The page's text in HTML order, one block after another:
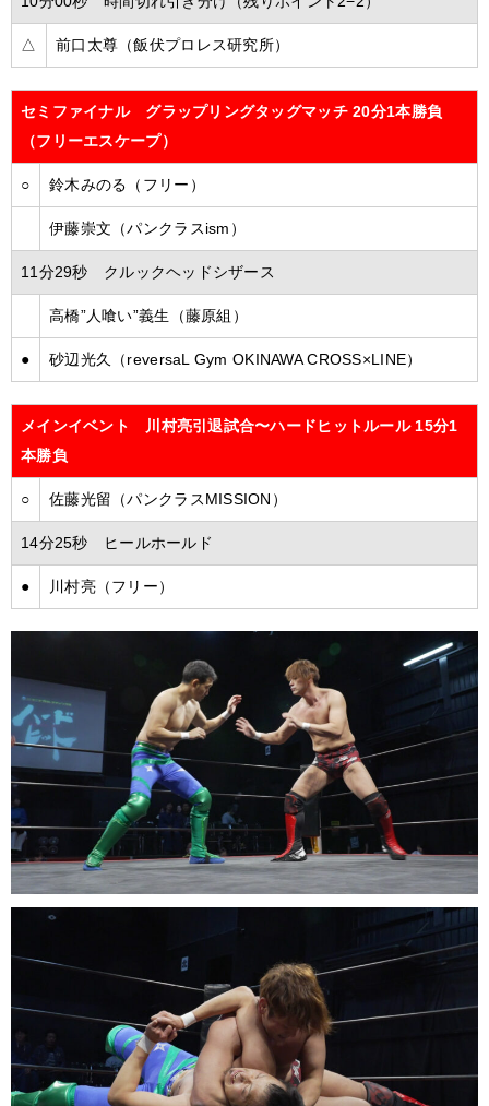
△ 前口太尊（飯伏プロレス研究所）
セミファイナル グラップリングタッグマッチ 20分1本勝負
（フリーエスケープ）
○ 鈴木みのる（フリー）
伊藤崇文（パンクラスism）
11分29秒 クルックヘッドシザース
高橋”人喰い”義生（藤原組）
● 砂辺光久（reversaL Gym OKINAWA CROSS×LINE）
メインイベント 川村亮引退試合〜ハードヒットルール 15分1
本勝負
○ 佐藤光留（パンクラスMISSION）
14分25秒 ヒールホールド
● 川村亮（フリー）